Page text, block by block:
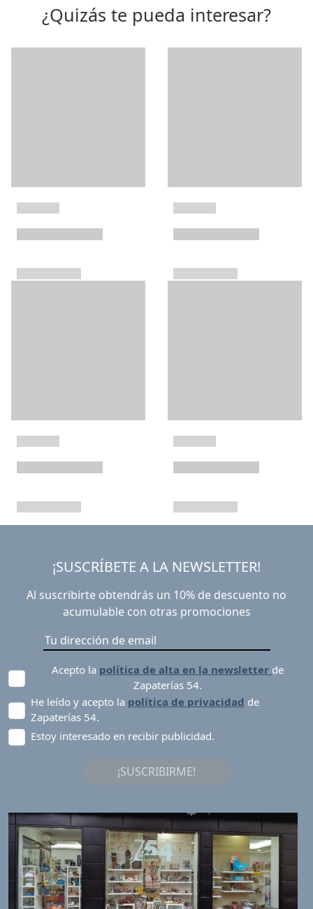
¿Quizás te pueda interesar?
¡SUSCRÍBETE A LA NEWSLETTER!
Al suscribirte obtendrás un 10% de descuento no
acumulable con otras promociones
Acepto la política de alta en la newsletter de
Zapaterías 54.
He leído y acepto la política de privacidad de
Zapaterías 54.
Estoy interesado en recibir publicidad.
¡SUSCRIBIRME!